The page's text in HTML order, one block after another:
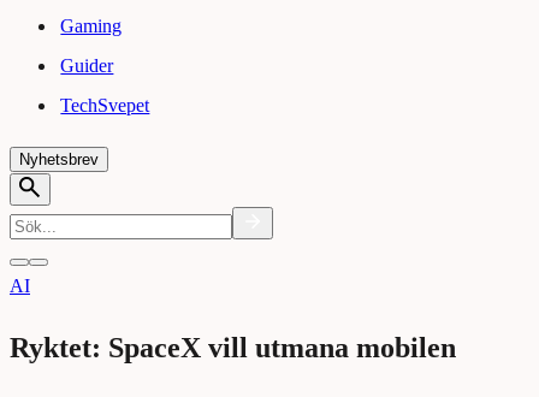
Gaming
Guider
TechSvepet
Nyhetsbrev
AI
Ryktet: SpaceX vill utmana mobilen